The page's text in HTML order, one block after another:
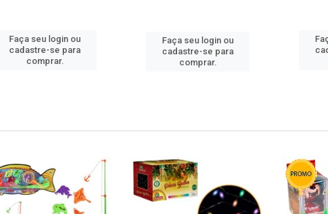
Faça seu login ou
cadastre-se para
comprar.
Faça seu login ou
cadastre-se para
comprar.